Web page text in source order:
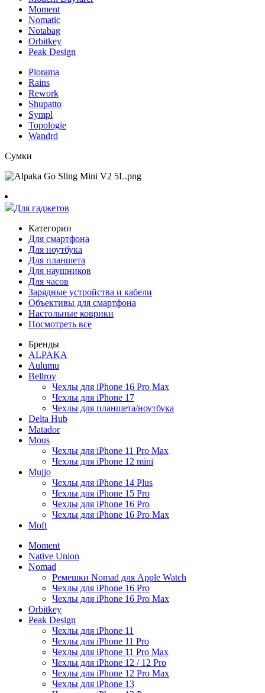
Moment
Nomatic
Notabag
Orbitkey
Peak Design
Piorama
Rains
Rework
Shupatto
Sympl
Topologie
Wandrd
Сумки
Для гаджетов
Категории
Для смартфона
Для ноутбука
Для планшета
Для наушников
Для часов
Зарядные устройства и кабели
Объективы для смартфона
Настольные коврики
Посмотреть все
Бренды
ALPAKA
Aulumu
Bellroy
Чехлы для iPhone 16 Pro Max
Чехлы для iPhone 17
Чехлы для планшета/ноутбука
Delta Hub
Matador
Mous
Чехлы для iPhone 11 Pro Max
Чехлы для iPhone 12 mini
Mujjo
Чехлы для iPhone 14 Plus
Чехлы для iPhone 15 Pro
Чехлы для iPhone 16 Pro
Чехлы для iPhone 16 Pro Max
Moft
Moment
Native Union
Nomad
Ремешки Nomad для Apple Watch
Чехлы для iPhone 16 Pro
Чехлы для iPhone 16 Pro Max
Orbitkey
Peak Design
Чехлы для iPhone 11
Чехлы для iPhone 11 Pro
Чехлы для iPhone 11 Pro Max
Чехлы для iPhone 12 / 12 Pro
Чехлы для iPhone 12 Pro Max
Чехлы для iPhone 13